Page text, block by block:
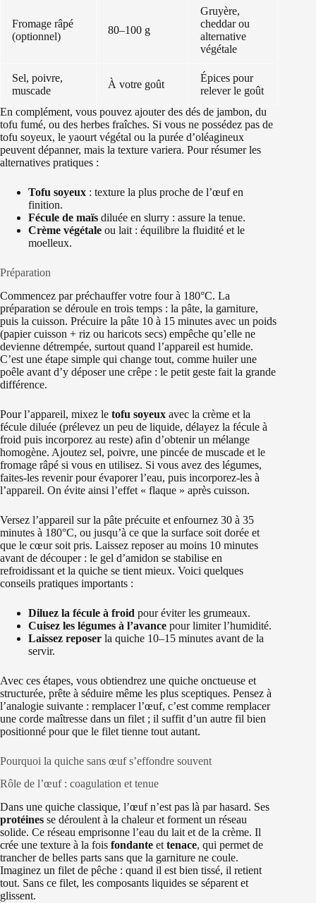
Fromage râpé
(optionnel)
80–100 g
Gruyère,
cheddar ou
alternative
végétale
Sel, poivre,
muscade
À votre goût
Épices pour
relever le goût
En complément, vous pouvez ajouter des dés de jambon, du
tofu fumé, ou des herbes fraîches. Si vous ne possédez pas de
tofu soyeux, le yaourt végétal ou la purée d’oléagineux
peuvent dépanner, mais la texture variera. Pour résumer les
alternatives pratiques :
Tofu soyeux : texture la plus proche de l’œuf en
finition.
Fécule de maïs diluée en slurry : assure la tenue.
Crème végétale ou lait : équilibre la fluidité et le
moelleux.
Préparation
Commencez par préchauffer votre four à 180°C. La
préparation se déroule en trois temps : la pâte, la garniture,
puis la cuisson. Précuire la pâte 10 à 15 minutes avec un poids
(papier cuisson + riz ou haricots secs) empêche qu’elle ne
devienne détrempée, surtout quand l’appareil est humide.
C’est une étape simple qui change tout, comme huiler une
poêle avant d’y déposer une crêpe : le petit geste fait la grande
différence.
Pour l’appareil, mixez le tofu soyeux avec la crème et la
fécule diluée (prélevez un peu de liquide, délayez la fécule à
froid puis incorporez au reste) afin d’obtenir un mélange
homogène. Ajoutez sel, poivre, une pincée de muscade et le
fromage râpé si vous en utilisez. Si vous avez des légumes,
faites-les revenir pour évaporer l’eau, puis incorporez-les à
l’appareil. On évite ainsi l’effet « flaque » après cuisson.
Versez l’appareil sur la pâte précuite et enfournez 30 à 35
minutes à 180°C, ou jusqu’à ce que la surface soit dorée et
que le cœur soit pris. Laissez reposer au moins 10 minutes
avant de découper : le gel d’amidon se stabilise en
refroidissant et la quiche se tient mieux. Voici quelques
conseils pratiques importants :
Diluez la fécule à froid pour éviter les grumeaux.
Cuisez les légumes à l’avance pour limiter l’humidité.
Laissez reposer la quiche 10–15 minutes avant de la
servir.
Avec ces étapes, vous obtiendrez une quiche onctueuse et
structurée, prête à séduire même les plus sceptiques. Pensez à
l’analogie suivante : remplacer l’œuf, c’est comme remplacer
une corde maîtresse dans un filet ; il suffit d’un autre fil bien
positionné pour que le filet tienne tout autant.
Pourquoi la quiche sans œuf s’effondre souvent
Rôle de l’œuf : coagulation et tenue
Dans une quiche classique, l’œuf n’est pas là par hasard. Ses
protéines se déroulent à la chaleur et forment un réseau
solide. Ce réseau emprisonne l’eau du lait et de la crème. Il
crée une texture à la fois fondante et tenace, qui permet de
trancher de belles parts sans que la garniture ne coule.
Imaginez un filet de pêche : quand il est bien tissé, il retient
tout. Sans ce filet, les composants liquides se séparent et
glissent.